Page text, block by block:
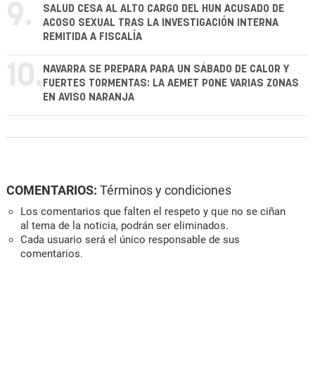
9.
SALUD CESA AL ALTO CARGO DEL HUN ACUSADO DE
ACOSO SEXUAL TRAS LA INVESTIGACIÓN INTERNA
REMITIDA A FISCALÍA
10. NAVARRA SE PREPARA PARA UN SÁBADO DE CALOR Y
FUERTES TORMENTAS: LA AEMET PONE VARIAS ZONAS
EN AVISO NARANJA
COMENTARIOS: Términos y condiciones
Los comentarios que falten el respeto y que no se ciñan
al tema de la noticia, podrán ser eliminados.
Cada usuario será el único responsable de sus
comentarios.